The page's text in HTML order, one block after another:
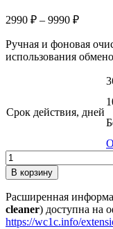
2990 ₽ – 9990 ₽
2990 ₽
–
Ручная и фоновая
использования
Срок действия, дней
Количество
товара
Чистильщик
В корзину
Расширенная
cleaner) доступна на
https://wc1c.info/